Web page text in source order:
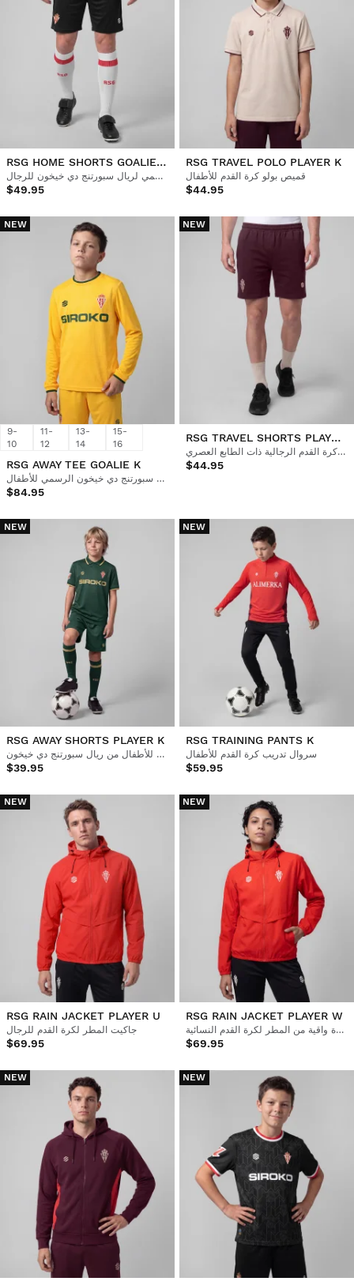
RSG HOME SHORTS GOALIE M
الشورت الرسمي لريال سبورتنج دي خيخون للرجال
$49.95
RSG TRAVEL POLO PLAYER K
قميص بولو كرة القدم للأطفال
$44.95
NEW
9-
10
11-
12
13-
14
15-
16
RSG AWAY TEE GOALIE K
قميص حارس مرمى ريال سبورتنج دي خيخون الرسمي للأطفال
$84.95
NEW
RSG TRAVEL SHORTS PLAYER M
شورتات كرة القدم الرجالية ذات الطابع العصري
$44.95
NEW
RSG AWAY SHORTS PLAYER K
شورت رياضي رسمي للأطفال من ريال سبورتنج دي خيخون
$39.95
NEW
RSG TRAINING PANTS K
سروال تدريب كرة القدم للأطفال
$59.95
NEW
RSG RAIN JACKET PLAYER U
جاكيت المطر لكرة القدم للرجال
$69.95
NEW
RSG RAIN JACKET PLAYER W
سترة واقية من المطر لكرة القدم النسائية
$69.95
NEW NEW